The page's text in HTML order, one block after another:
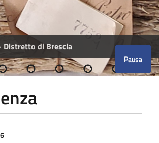
di Brescia
Pausa